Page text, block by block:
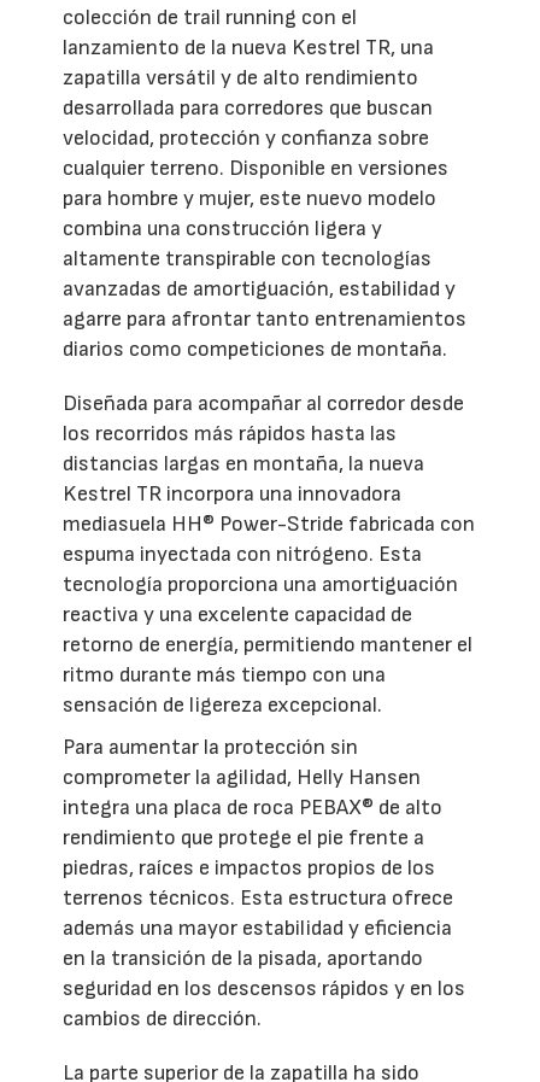
colección de trail running con el
lanzamiento de la nueva Kestrel TR, una
zapatilla versátil y de alto rendimiento
desarrollada para corredores que buscan
velocidad, protección y confianza sobre
cualquier terreno. Disponible en versiones
para hombre y mujer, este nuevo modelo
combina una construcción ligera y
altamente transpirable con tecnologías
avanzadas de amortiguación, estabilidad y
agarre para afrontar tanto entrenamientos
diarios como competiciones de montaña.
Diseñada para acompañar al corredor desde
los recorridos más rápidos hasta las
distancias largas en montaña, la nueva
Kestrel TR incorpora una innovadora
mediasuela HH® Power-Stride fabricada con
espuma inyectada con nitrógeno. Esta
tecnología proporciona una amortiguación
reactiva y una excelente capacidad de
retorno de energía, permitiendo mantener el
ritmo durante más tiempo con una
sensación de ligereza excepcional.
Para aumentar la protección sin
comprometer la agilidad, Helly Hansen
integra una placa de roca PEBAX® de alto
rendimiento que protege el pie frente a
piedras, raíces e impactos propios de los
terrenos técnicos. Esta estructura ofrece
además una mayor estabilidad y eficiencia
en la transición de la pisada, aportando
seguridad en los descensos rápidos y en los
cambios de dirección.
La parte superior de la zapatilla ha sido